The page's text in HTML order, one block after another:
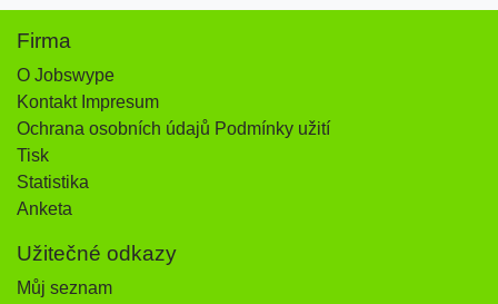
Firma
O Jobswype
Kontakt Impresum
Ochrana osobních údajů Podmínky užití
Tisk
Statistika
Anketa
Užitečné odkazy
Můj seznam